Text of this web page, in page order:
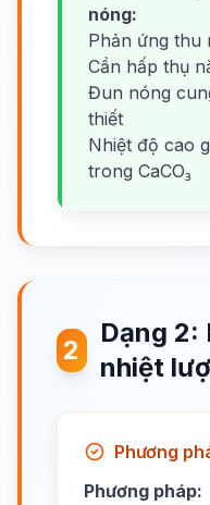
nóng:
Phản ứng thu
Cần hấp thụ
Đun nóng
thiết
Nhiệt độ cao
trong CaCO₃
2
Dạng 2:
nhiệt
Phương
Phương pháp: